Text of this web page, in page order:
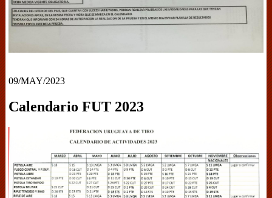
09/MAY/2023
Calendario FUT 2023